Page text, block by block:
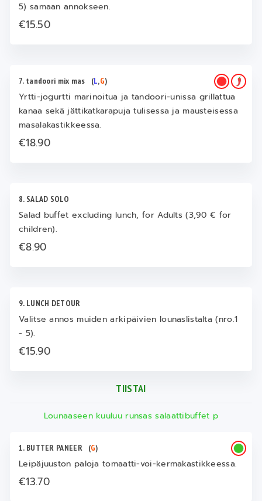
5) samaan annokseen.
€15.50
7. tandoori mix mas (L,G)
Yrtti-jogurtti marinoitua ja tandoori-unissa grillattua
kanaa sekä jättikatkarapuja tulisessa ja mausteisessa
masalakastikkeessa.
€18.90
8. SALAD SOLO
Salad buffet excluding lunch, for Adults (3,90 € for
children).
€8.90
9. LUNCH DETOUR
Valitse annos muiden arkipäivien lounaslistalta (nro.1
- 5).
€15.90
TIISTAI
Lounaaseen kuuluu runsas salaattibuffet p
1. BUTTER PANEER (G)
Leipäjuuston paloja tomaatti-voi-kermakastikkeessa.
€13.70